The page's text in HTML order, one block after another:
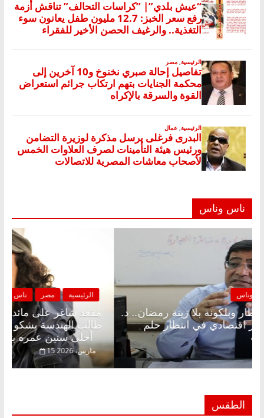
ناس وناس
أحلى سنين عمره بتضيع في السجن
الرئيسية مصر
مقعد شاغر على الإفطار وبلكونة بلا زينة رمضان.. د.
عبدالخالق فاروق خبير اقتصادي في انتظار حلم
الحرية ولمة الحبايب
22 فبراير، 2026
الطقس